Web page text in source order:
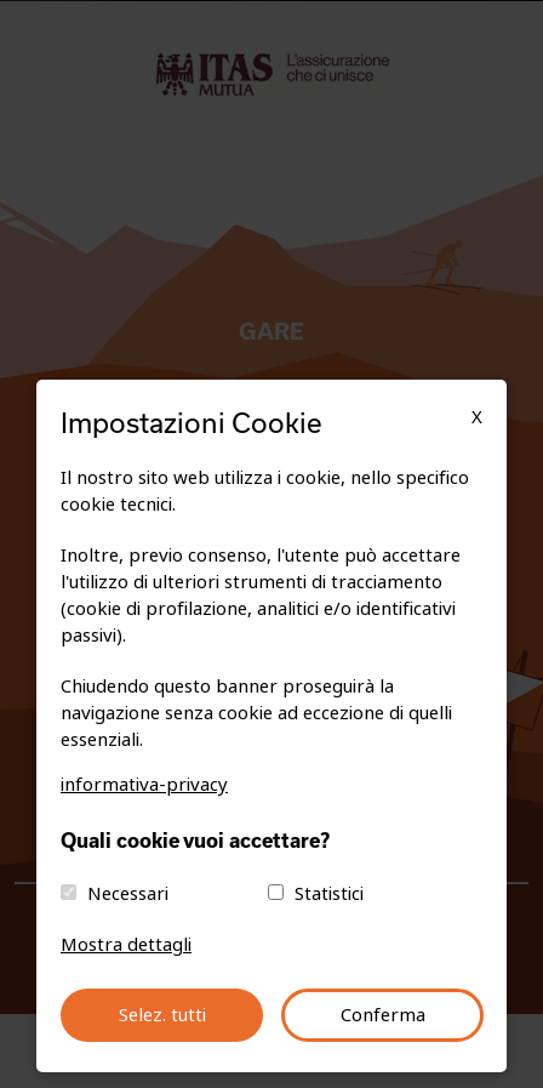
GARE
PRIVACY E COOKIE POLICY
info@fiso.it|fiso@pec-mail.eu
X
Impostazioni Cookie
Il nostro sito web utilizza i cookie, nello specifico
cookie tecnici.
Inoltre, previo consenso, l'utente può accettare
l'utilizzo di ulteriori strumenti di tracciamento
(cookie di profilazione, analitici e/o identificativi
passivi).
Chiudendo questo banner proseguirà la
navigazione senza cookie ad eccezione di quelli
essenziali.
informativa-privacy
Quali cookie vuoi accettare?
Necessari
Statistici
Mostra dettagli
Selez. tutti Conferma